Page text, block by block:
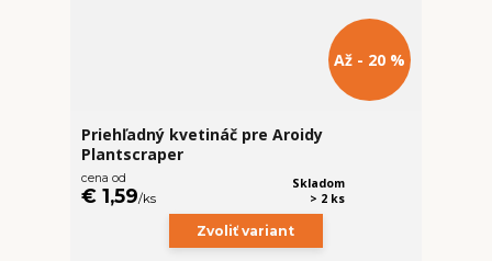
Až - 20 %
Priehľadný kvetináč pre Aroidy
Plantscraper
cena od
€ 1,59/ks
Skladom
> 2 ks
Zvoliť variant